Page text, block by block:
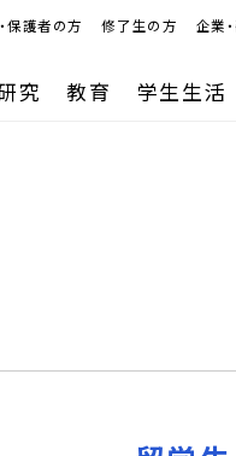
究 教育 学生生活
保護者の方 修了生の方 企業